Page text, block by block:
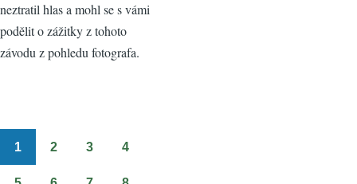
neztratil hlas a mohl se s vámi
podělit o zážitky z tohoto
závodu z pohledu fotografa.
Pagination
1 2 3 4